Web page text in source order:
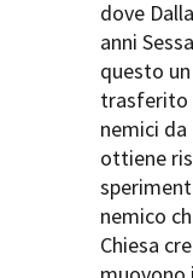
Amministrazione
dove
anni
questo
trasferito
nemici
ottiene
nemico
Chiesa